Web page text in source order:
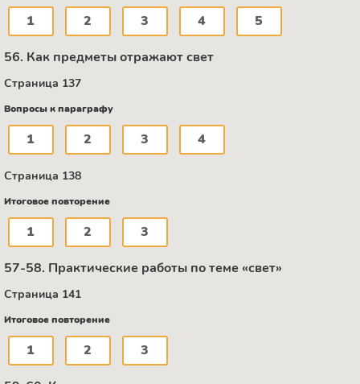
1 2 3 4 5
56. Как предметы отражают свет
Страница 137
Вопросы к параграфу
1 2 3 4
Страница 138
Итоговое повторение
1 2 3
57-58. Практические работы по теме «свет»
Страница 141
Итоговое повторение
1 2 3